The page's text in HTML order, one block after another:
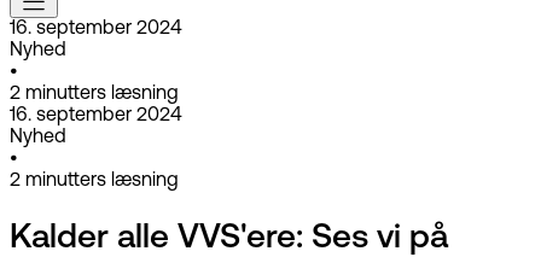
16. september 2024
Nyhed
•
2 minutters læsning
16. september 2024
Nyhed
•
2 minutters læsning
Kalder alle VVS'ere: Ses vi på